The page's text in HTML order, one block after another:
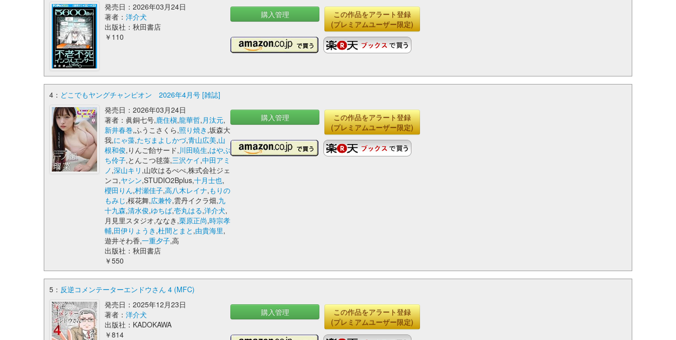
発売日：2026年03月24日
著者：洋介犬
出版社：秋田書店
￥110
購入管理
この作品をアラート登録
(プレミアムユーザー限定)
4： どこでもヤングチャンピオン 2026年4月号 [雑誌]
発売日：2026年03月24日
著者：眞銅七号,鹿住槇,龍華哲,月汰元,
新井春巻,ふうこさくら,照り焼き ,坂森大
我,にゃ藻,たぢまよしかづ,青山広美,山
根和俊,りんご飴サード,川田暁生,はやぶ
ち伶子,とんこつ毬藻,三沢ケイ,中田アミ
ノ ,深山キリ ,山吹はるぺぺ,株式会社ジェ
ンコ,ヤシン,STUDIO2Bplus,十月士也,
櫻田りん,村瀬佳子,高八木レイナ,もりの
もみじ,桜花舞,広兼怜,雲丹イクラ畑,九
十九森,清水俊,ゆちば,壱丸はる,洋介犬,
月見里スタジオ,ななき,栗原正尚,時宗孝
輔,田伊りょうき ,杜間とまと ,由貴海里,
遊井そわ香,一重夕子,高
出版社：秋田書店
￥550
購入管理
この作品をアラート登録
(プレミアムユーザー限定)
5： 反逆コメンテーターエンドウさん 4 (MFC)
発売日：2025年12月23日
著者：洋介犬
出版社：KADOKAWA
￥814
購入管理
この作品をアラート登録
(プレミアムユーザー限定)